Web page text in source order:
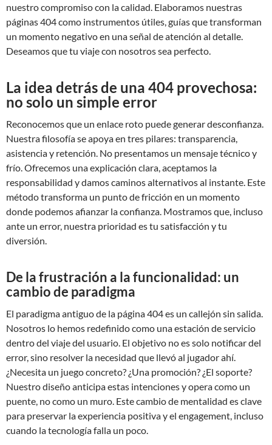
nuestro compromiso con la calidad. Elaboramos nuestras
páginas 404 como instrumentos útiles, guías que transforman
un momento negativo en una señal de atención al detalle.
Deseamos que tu viaje con nosotros sea perfecto.
La idea detrás de una 404 provechosa:
no solo un simple error
Reconocemos que un enlace roto puede generar desconfianza.
Nuestra filosofía se apoya en tres pilares: transparencia,
asistencia y retención. No presentamos un mensaje técnico y
frío. Ofrecemos una explicación clara, aceptamos la
responsabilidad y damos caminos alternativos al instante. Este
método transforma un punto de fricción en un momento
donde podemos afianzar la confianza. Mostramos que, incluso
ante un error, nuestra prioridad es tu satisfacción y tu
diversión.
De la frustración a la funcionalidad: un
cambio de paradigma
El paradigma antiguo de la página 404 es un callejón sin salida.
Nosotros lo hemos redefinido como una estación de servicio
dentro del viaje del usuario. El objetivo no es solo notificar del
error, sino resolver la necesidad que llevó al jugador ahí.
¿Necesita un juego concreto? ¿Una promoción? ¿El soporte?
Nuestro diseño anticipa estas intenciones y opera como un
puente, no como un muro. Este cambio de mentalidad es clave
para preservar la experiencia positiva y el engagement, incluso
cuando la tecnología falla un poco.